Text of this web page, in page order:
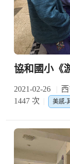
協和國小《
2021-02-26
1447 次
美感-